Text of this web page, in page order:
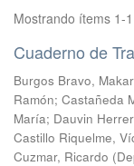
Mostrando ítems 1-
Cuaderno de
Burgos Bravo,
Ramón; Castañeda
María; Dauvin
Castillo Riquelme,
Cuzmar, Ricardo (